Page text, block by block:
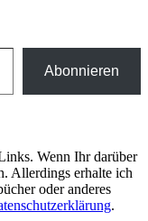
Abonnieren
Wenn Ihr darüber
Allerdings erhalte ich
oder anderes
.